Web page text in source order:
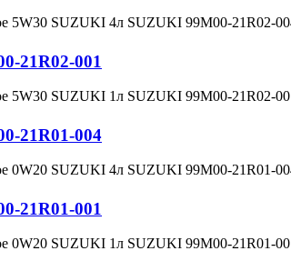
5W30 SUZUKI 4л SUZUKI 99M00-21R02-
21R02-001
5W30 SUZUKI 1л SUZUKI 99M00-21R02-
21R01-004
0W20 SUZUKI 4л SUZUKI 99M00-21R01-
21R01-001
0W20 SUZUKI 1л SUZUKI 99M00-21R01-